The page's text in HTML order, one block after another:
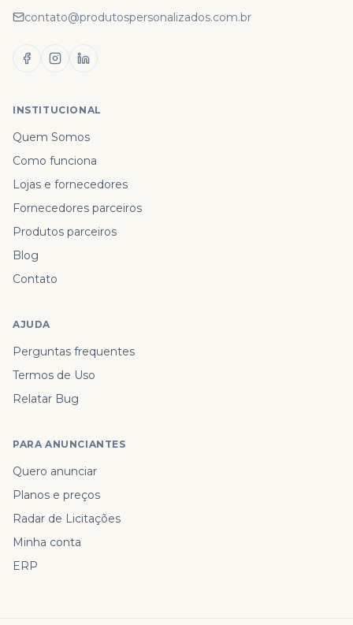
contato@produtospersonalizados.com.br
INSTITUCIONAL
Quem Somos
Como funciona
Lojas e fornecedores
Fornecedores parceiros
Produtos parceiros
Blog
Contato
AJUDA
Perguntas frequentes
Termos de Uso
Relatar Bug
PARA ANUNCIANTES
Quero anunciar
Planos e preços
Radar de Licitações
Minha conta
ERP